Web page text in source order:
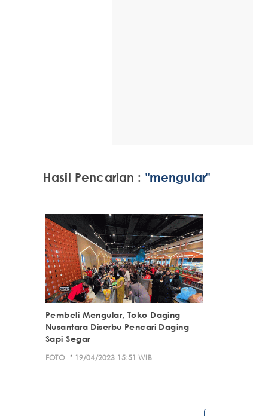
Hasil Pencarian : "mengular"
Pembeli Mengular, Toko Daging
Nusantara Diserbu Pencari Daging
Sapi Segar
FOTO · 19/04/2023 15:51 WIB